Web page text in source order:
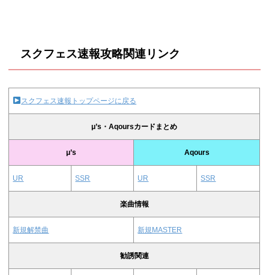
スクフェス速報攻略関連リンク
スクフェス速報トップページに戻る
μ’s・Aqoursカードまとめ
μ’s Aqours
UR SSR UR SSR
楽曲情報
新規解禁曲 新規MASTER
勧誘関連